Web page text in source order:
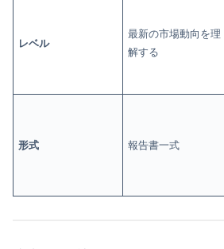
レベル
最新の市場動向を理
解する
形式 報告書一式